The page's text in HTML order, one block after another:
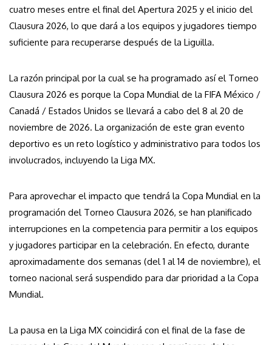
cuatro meses entre el final del Apertura 2025 y el inicio del
Clausura 2026, lo que dará a los equipos y jugadores tiempo
suficiente para recuperarse después de la Liguilla.
La razón principal por la cual se ha programado así el Torneo
Clausura 2026 es porque la Copa Mundial de la FIFA México /
Canadá / Estados Unidos se llevará a cabo del 8 al 20 de
noviembre de 2026. La organización de este gran evento
deportivo es un reto logístico y administrativo para todos los
involucrados, incluyendo la Liga MX.
Para aprovechar el impacto que tendrá la Copa Mundial en la
programación del Torneo Clausura 2026, se han planificado
interrupciones en la competencia para permitir a los equipos
y jugadores participar en la celebración. En efecto, durante
aproximadamente dos semanas (del 1 al 14 de noviembre), el
torneo nacional será suspendido para dar prioridad a la Copa
Mundial.
La pausa en la Liga MX coincidirá con el final de la fase de